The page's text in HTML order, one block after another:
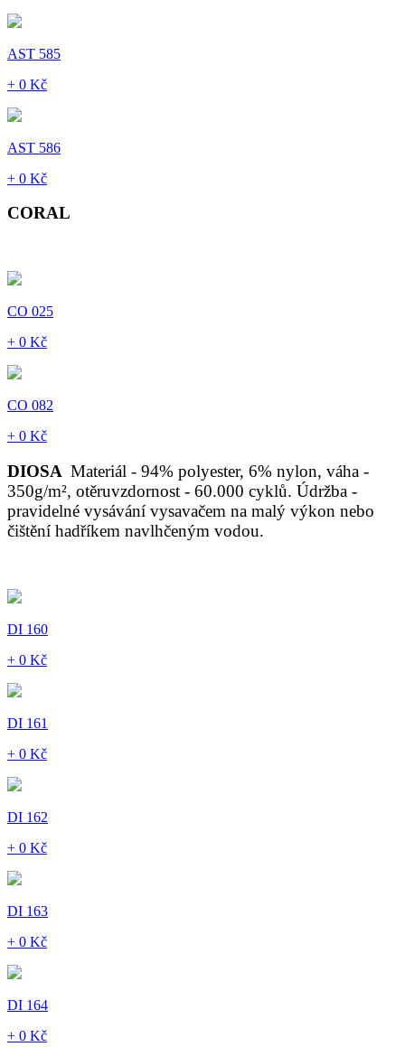
AST 585
+ 0 Kč
AST 586
+ 0 Kč
CORAL
CO 025
+ 0 Kč
CO 082
+ 0 Kč
DIOSA Materiál - 94% polyester, 6% nylon, váha -
350g/m², otěruvzdornost - 60.000 cyklů. Údržba -
pravidelné vysávání vysavačem na malý výkon nebo
čištění hadříkem navlhčeným vodou.
DI 160
+ 0 Kč
DI 161
+ 0 Kč
DI 162
+ 0 Kč
DI 163
+ 0 Kč
DI 164
+ 0 Kč